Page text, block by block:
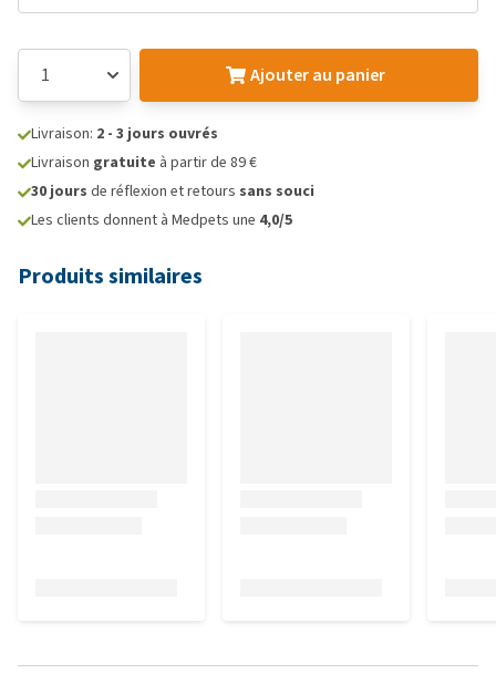
Ajouter au panier
Livraison: 2 - 3 jours ouvrés
Livraison gratuite à partir de 89 €
30 jours de réflexion et retours sans souci
Les clients donnent à Medpets une 4,0/5
Produits similaires